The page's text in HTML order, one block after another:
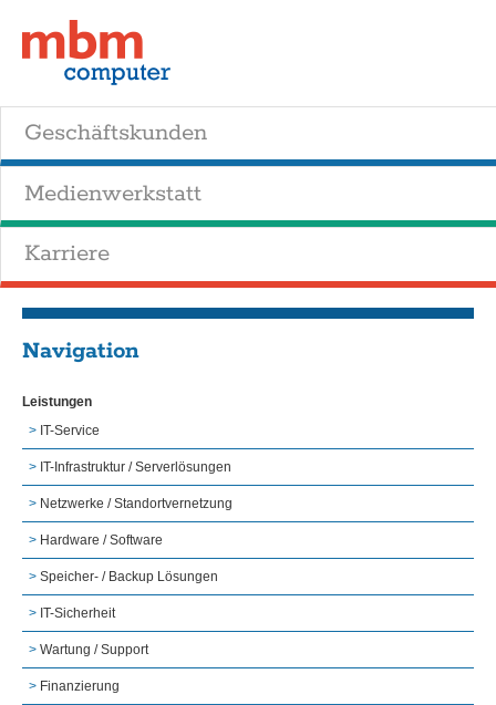
Geschäftskunden
Medienwerkstatt
Karriere
Navigation
Leistungen
IT-Service
IT-Infrastruktur / Serverlösungen
Netzwerke / Standortvernetzung
Hardware / Software
Speicher- / Backup Lösungen
IT-Sicherheit
Wartung / Support
Finanzierung